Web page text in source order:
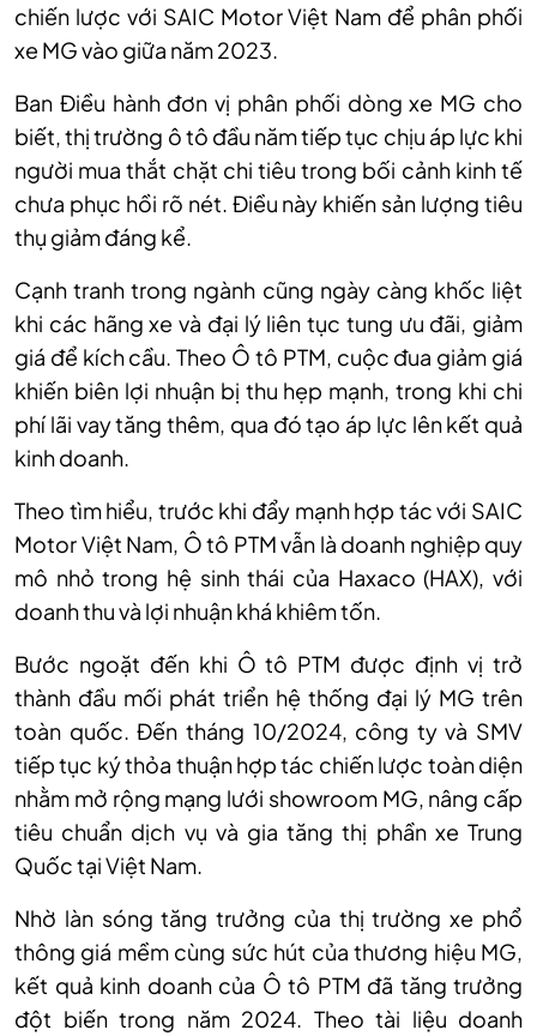
chiến lược với SAIC Motor Việt Nam để phân phối
xe MG vào giữa năm 2023.
Ban Điều hành đơn vị phân phối dòng xe MG cho
biết, thị trường ô tô đầu năm tiếp tục chịu áp lực khi
người mua thắt chặt chi tiêu trong bối cảnh kinh tế
chưa phục hồi rõ nét. Điều này khiến sản lượng tiêu
thụ giảm đáng kể.
Cạnh tranh trong ngành cũng ngày càng khốc liệt
khi các hãng xe và đại lý liên tục tung ưu đãi, giảm
giá để kích cầu. Theo Ô tô PTM, cuộc đua giảm giá
khiến biên lợi nhuận bị thu hẹp mạnh, trong khi chi
phí lãi vay tăng thêm, qua đó tạo áp lực lên kết quả
kinh doanh.
Theo tìm hiểu, trước khi đẩy mạnh hợp tác với SAIC
Motor Việt Nam, Ô tô PTM vẫn là doanh nghiệp quy
mô nhỏ trong hệ sinh thái của Haxaco (HAX), với
doanh thu và lợi nhuận khá khiêm tốn.
Bước ngoặt đến khi Ô tô PTM được định vị trở
thành đầu mối phát triển hệ thống đại lý MG trên
toàn quốc. Đến tháng 10/2024, công ty và SMV
tiếp tục ký thỏa thuận hợp tác chiến lược toàn diện
nhằm mở rộng mạng lưới showroom MG, nâng cấp
tiêu chuẩn dịch vụ và gia tăng thị phần xe Trung
Quốc tại Việt Nam.
Nhờ làn sóng tăng trưởng của thị trường xe phổ
thông giá mềm cùng sức hút của thương hiệu MG,
kết quả kinh doanh của Ô tô PTM đã tăng trưởng
đột biến trong năm 2024. Theo tài liệu doanh